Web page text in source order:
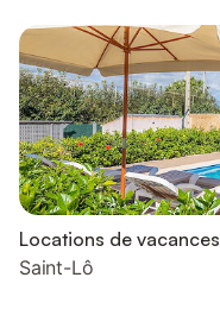
Locations de vacances
Saint-Lô